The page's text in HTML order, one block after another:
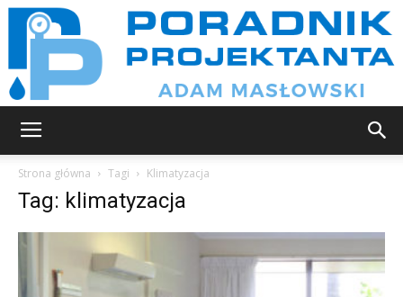
Strona główna Tagi Klimatyzacja
Tag: klimatyzacja